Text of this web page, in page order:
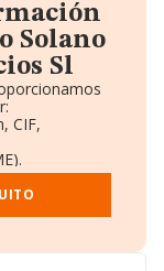
Solano
Sl
CIF,